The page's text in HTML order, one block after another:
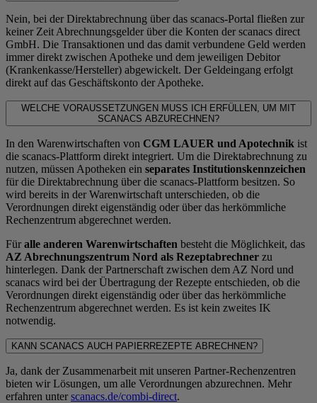
Nein, bei der Direktabrechnung über das scanacs-Portal fließen zur
keiner Zeit Abrechnungsgelder über die Konten der scanacs direct
GmbH. Die Transaktionen und das damit verbundene Geld werden
immer direkt zwischen Apotheke und dem jeweiligen Debitor
(Krankenkasse/Hersteller) abgewickelt. Der Geldeingang erfolgt
direkt auf das Geschäftskonto der Apotheke.
WELCHE VORAUSSETZUNGEN MUSS ICH ERFÜLLEN, UM MIT
SCANACS ABZURECHNEN?
In den Warenwirtschaften von CGM LAUER und Apotechnik ist
die scanacs-Plattform direkt integriert. Um die Direktabrechnung zu
nutzen, müssen Apotheken ein separates Institutionskennzeichen
für die Direktabrechnung über die scanacs-Plattform besitzen. So
wird bereits in der Warenwirtschaft unterschieden, ob die
Verordnungen direkt eigenständig oder über das herkömmliche
Rechenzentrum abgerechnet werden.
Für alle anderen Warenwirtschaften besteht die Möglichkeit, das
AZ Abrechnungszentrum Nord als Rezeptabrechner zu
hinterlegen. Dank der Partnerschaft zwischen dem AZ Nord und
scanacs wird bei der Übertragung der Rezepte entschieden, ob die
Verordnungen direkt eigenständig oder über das herkömmliche
Rechenzentrum abgerechnet werden. Es ist kein zweites IK
notwendig.
KANN SCANACS AUCH PAPIERREZEPTE ABRECHNEN?
Ja, dank der Zusammenarbeit mit unseren Partner-Rechenzentren
bieten wir Lösungen, um alle Verordnungen abzurechnen. Mehr
erfahren unter scanacs.de/combi-direct.